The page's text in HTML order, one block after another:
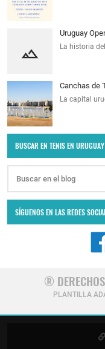
Uruguay
La historia
Canchas de
La capital
BUSCAR EN TENIS EN URUGUAY
SÍGUENOS EN LAS REDES
®
PLANTILLA